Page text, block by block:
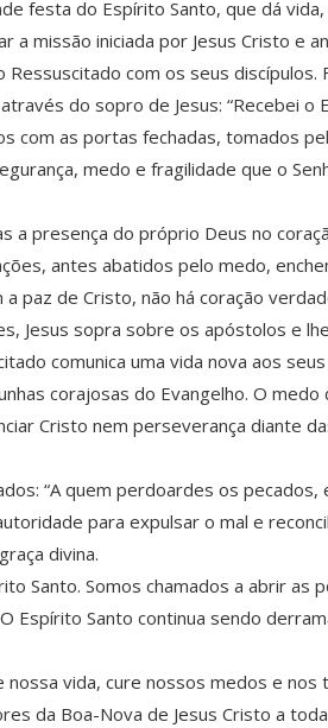
festa do Espírito Santo, que dá
missão iniciada por Jesus Cristo e
com os seus
do sopro de Jesus: “Recebei o
com as portas fechadas, tomados
medo e fragilidade que o
a presença do próprio Deus no
antes abatidos pelo medo,
paz de Cristo, não há coração
Jesus sopra sobre os apóstolos e
comunica uma vida nova aos
corajosas do Evangelho. O
Cristo nem perseverança diante
“A quem perdoardes os
para expulsar o mal e
divina.
Santo. Somos chamados a abrir as
Espírito Santo continua sendo
vida, cure nossos medos e
da Boa-Nova de Jesus Cristo a